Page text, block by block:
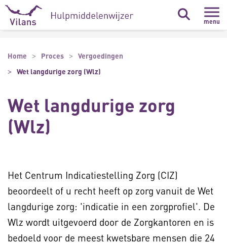
Naar hoofdinhoud
Naar footer
menu
Home Proces
Vergoedingen
Wet langdurige zorg (Wlz)
Wet langdurige zorg
(Wlz)
Het Centrum Indicatiestelling Zorg (CIZ)
beoordeelt of u recht heeft op zorg vanuit de Wet
langdurige zorg: 'indicatie in een zorgprofiel'. De
Wlz wordt uitgevoerd door de Zorgkantoren en is
bedoeld voor de meest kwetsbare mensen die 24